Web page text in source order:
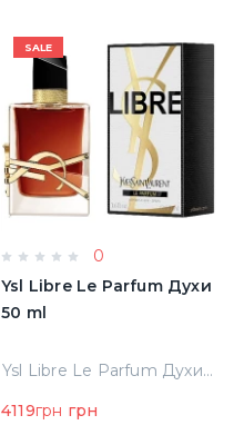
SALE
0
Ysl Libre Le Parfum Духи
50 ml
Ysl Libre Le Parfum Духи 50 ml
4119грн грн